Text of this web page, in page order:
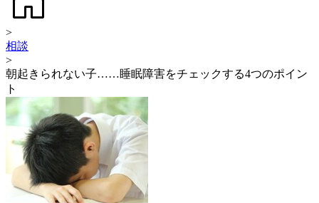
>
相談
>
朝起きられない子……睡眠障害をチェックする4つのポイン
ト